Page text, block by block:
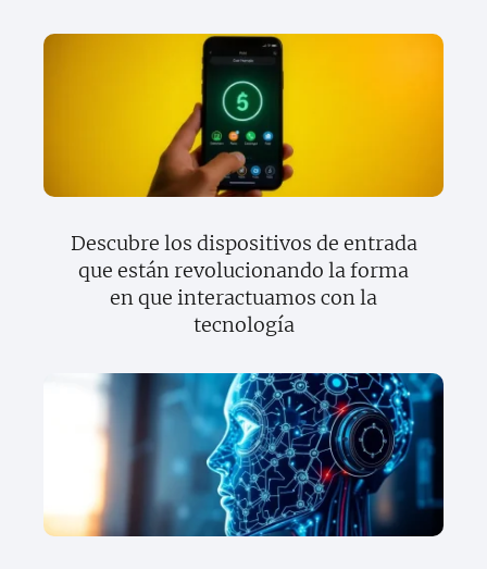
Descubre los dispositivos de entrada
que están revolucionando la forma
en que interactuamos con la
tecnología